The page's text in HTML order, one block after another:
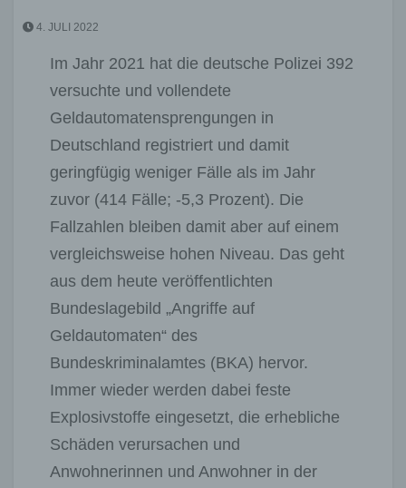
4. JULI 2022
Im Jahr 2021 hat die deutsche Polizei 392
versuchte und vollendete
Geldautomatensprengungen in
Deutschland registriert und damit
geringfügig weniger Fälle als im Jahr
zuvor (414 Fälle; -5,3 Prozent). Die
Fallzahlen bleiben damit aber auf einem
vergleichsweise hohen Niveau. Das geht
aus dem heute veröffentlichten
Bundeslagebild „Angriffe auf
Geldautomaten“ des
Bundeskriminalamtes (BKA) hervor.
Immer wieder werden dabei feste
Explosivstoffe eingesetzt, die erhebliche
Schäden verursachen und
Anwohnerinnen und Anwohner in der